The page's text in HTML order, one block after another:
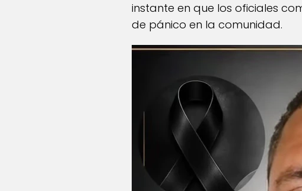
instante en que los oficiales
de pánico en la comunidad.